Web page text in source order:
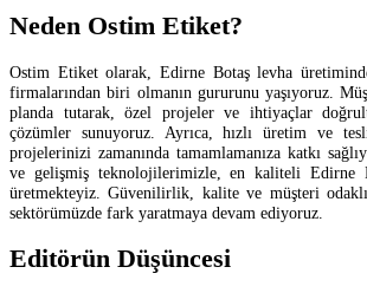
Neden Ostim Etiket?
Ostim Etiket olarak, Edirne Botaş levha
firmalarından biri olmanın gururunu yaşıyoruz.
planda tutarak, özel projeler ve ihtiyaçlar
çözümler sunuyoruz. Ayrıca, hızlı üretim ve
projelerinizi zamanında tamamlamanıza katkı
ve gelişmiş teknolojilerimizle, en kaliteli Edirne
üretmekteyiz. Güvenilirlik, kalite ve müşteri odaklı
sektörümüzde fark yaratmaya devam ediyoruz.
Editörün Düşüncesi